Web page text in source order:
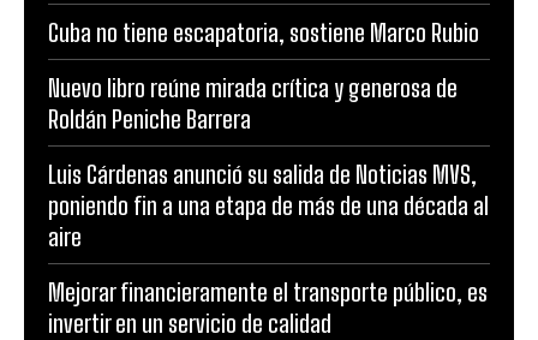
Cuba no tiene escapatoria, sostiene Marco Rubio
Nuevo libro reúne mirada crítica y generosa de
Roldán Peniche Barrera
Luis Cárdenas anunció su salida de Noticias MVS,
poniendo fin a una etapa de más de una década al
aire
Mejorar financieramente el transporte público, es
invertir en un servicio de calidad